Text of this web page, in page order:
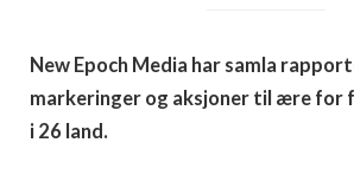
New Epoch Media har samla
markeringer og aksjoner til ære for
i 26 land.